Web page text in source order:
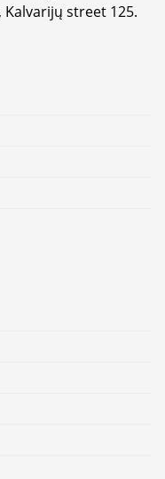
street 125.